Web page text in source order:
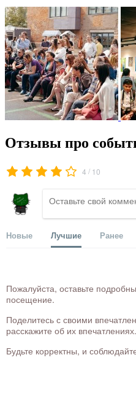
Отзывы про
4 / 10
Новые Лучшие Ранее
Пожалуйста, оставьте
посещение.
Поделитесь с своими
расскажите об их впечатлениях.
Будьте корректны, и